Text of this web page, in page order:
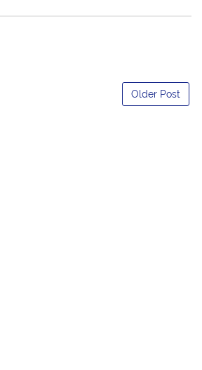
Older Post